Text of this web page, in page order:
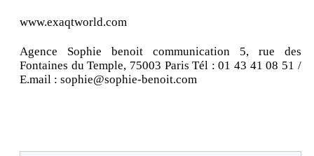
www.exaqtworld.com
Agence Sophie benoit communication 5, rue des
Fontaines du Temple, 75003 Paris Tél : 01 43 41 08 51 /
E.mail : sophie@sophie-benoit.com